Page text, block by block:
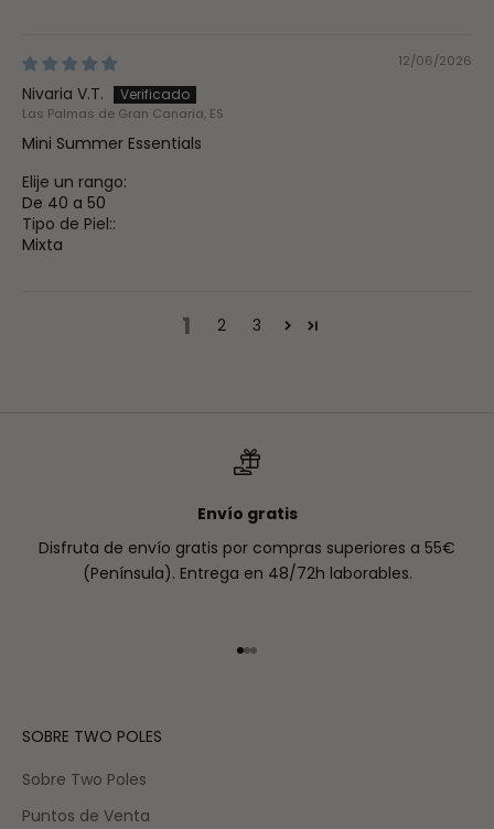
12/06/2026
Nivaria V.T.
Las Palmas de Gran Canaria, ES
Mini Summer Essentials
Elije un rango:
De 40 a 50
Tipo de Piel::
Mixta
1 2 3
Envío gratis
Disfruta de envío gratis por compras superiores a 55€
(Península). Entrega en 48/72h laborables.
Ir al artículo 1
Ir al artículo 2
Ir al artículo 3
SOBRE TWO POLES
Sobre Two Poles
Puntos de Venta